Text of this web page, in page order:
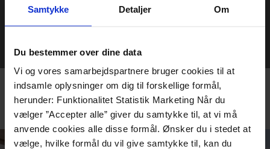
Samtykke Detaljer Om
Du bestemmer over dine data
Vi og vores samarbejdspartnere bruger cookies til at
indsamle oplysninger om dig til forskellige formål,
herunder: Funktionalitet Statistik Marketing Når du
vælger ”Accepter alle” giver du samtykke til, at vi må
anvende cookies alle disse formål. Ønsker du i stedet at
vælge, hvilke formål du vil give samtykke til, kan du
Royal Copenhagen. Bygningen i sig selv er en oplevelse -
arkitektur. Udenfor venter en skulpturpark, hvor kunsten
Lillebælt. Kombinér besøget med en nat på Sixtus.
BESØG CLAY